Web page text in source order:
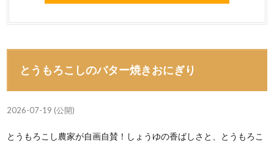
とうもろこしのバター焼きおにぎり
2026-07-19 (公開)
とうもろこし農家が自画自賛！しょうゆの香ばしさと、とうもろこ